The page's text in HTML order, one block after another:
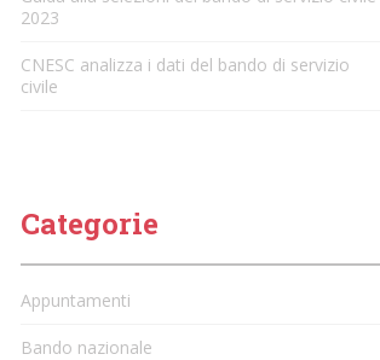
2023
CNESC analizza i dati del bando di servizio
civile
Categorie
Appuntamenti
Bando nazionale